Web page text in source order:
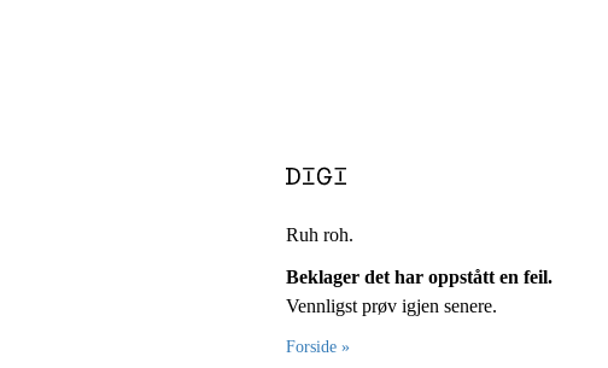
Ruh roh.
Beklager det har oppstått en feil.
Vennligst prøv igjen senere.
Forside »